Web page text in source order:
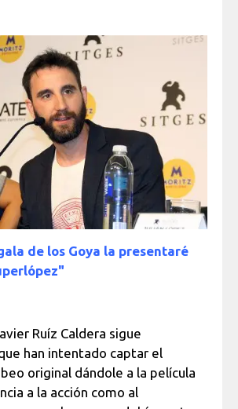
de los Goya la presentaré
Ruíz Caldera sigue
han intentado captar el
original dándole a la película
a la acción como al